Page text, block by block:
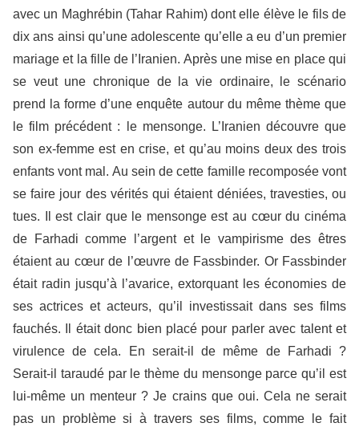
avec un Maghrébin (Tahar Rahim) dont elle élève le fils de
dix ans ainsi qu’une adolescente qu’elle a eu d’un premier
mariage et la fille de l’Iranien. Après une mise en place qui
se veut une chronique de la vie ordinaire, le scénario
prend la forme d’une enquête autour du même thème que
le film précédent : le mensonge. L’Iranien découvre que
son ex-femme est en crise, et qu’au moins deux des trois
enfants vont mal. Au sein de cette famille recomposée vont
se faire jour des vérités qui étaient déniées, travesties, ou
tues. Il est clair que le mensonge est au cœur du cinéma
de Farhadi comme l’argent et le vampirisme des êtres
étaient au cœur de l’œuvre de Fassbinder. Or Fassbinder
était radin jusqu’à l’avarice, extorquant les économies de
ses actrices et acteurs, qu’il investissait dans ses films
fauchés. Il était donc bien placé pour parler avec talent et
virulence de cela. En serait-il de même de Farhadi ?
Serait-il taraudé par le thème du mensonge parce qu’il est
lui-même un menteur ? Je crains que oui. Cela ne serait
pas un problème si à travers ses films, comme le fait